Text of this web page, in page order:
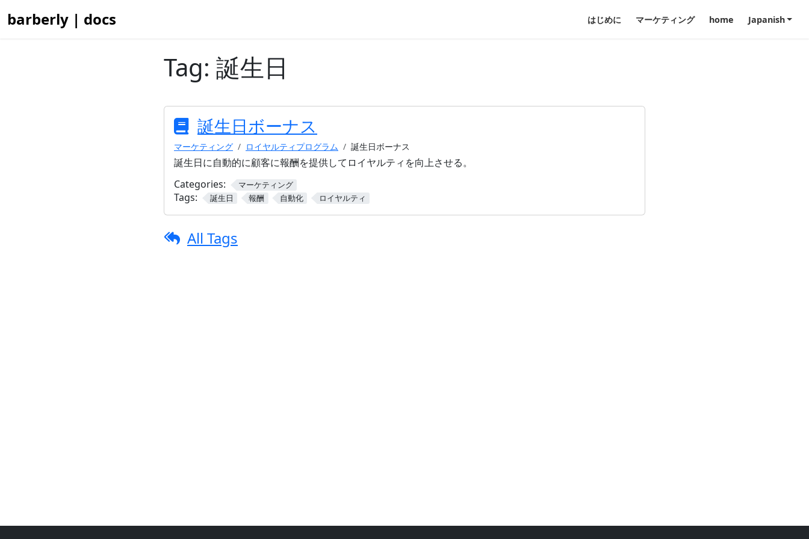
barberly | docs はじめに マーケティング home Japanish
Tag: 誕生日
誕生日ボーナス
マーケティング ロイヤルティプログラム 誕生日ボーナス
誕生日に自動的に顧客に報酬を提供してロイヤルティを向上させる。
Categories:
マーケティング
Tags: 誕生日 報酬 自動化 ロイヤルティ
All Tags